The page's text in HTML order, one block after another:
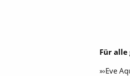
Für alle
»›Eve